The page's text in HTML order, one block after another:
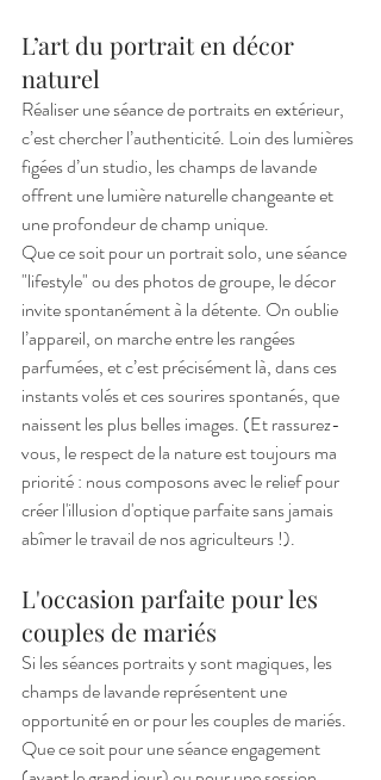
L’art du portrait en décor
naturel
Réaliser une séance de portraits en extérieur,
c’est chercher l’authenticité. Loin des lumières
figées d’un studio, les champs de lavande
offrent une lumière naturelle changeante et
une profondeur de champ unique.
Que ce soit pour un portrait solo, une séance
"lifestyle" ou des photos de groupe, le décor
invite spontanément à la détente. On oublie
l’appareil, on marche entre les rangées
parfumées, et c’est précisément là, dans ces
instants volés et ces sourires spontanés, que
naissent les plus belles images. (Et rassurez-
vous, le respect de la nature est toujours ma
priorité : nous composons avec le relief pour
créer l'illusion d'optique parfaite sans jamais
abîmer le travail de nos agriculteurs !).
L'occasion parfaite pour les
couples de mariés
Si les séances portraits y sont magiques, les
champs de lavande représentent une
opportunité en or pour les couples de mariés.
Que ce soit pour une séance engagement